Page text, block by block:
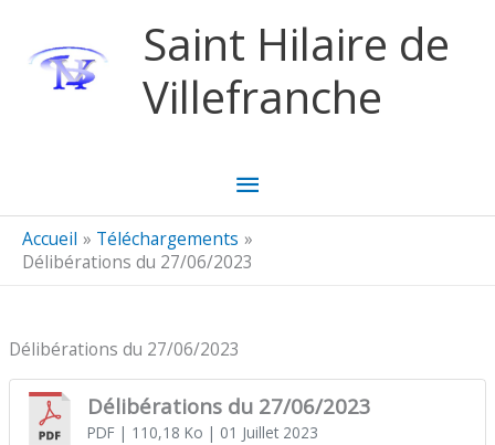
Saint Hilaire de
Villefranche
Menu
principal
Accueil
Téléchargements
Délibérations du 27/06/2023
Délibérations du 27/06/2023
Délibérations du 27/06/2023
PDF| 110,18 Ko | 01 Juillet 2023